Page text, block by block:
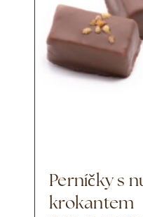
Perníčky s nugátem a
krokantem